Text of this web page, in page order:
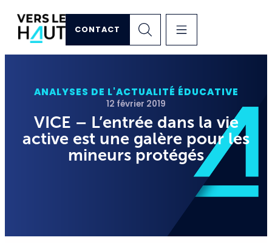
CONTACT
ANALYSES DE L'ACTUALITÉ ÉDUCATIVE
12 février 2019
VICE – L’entrée dans la vie
active est une galère pour les
mineurs protégés